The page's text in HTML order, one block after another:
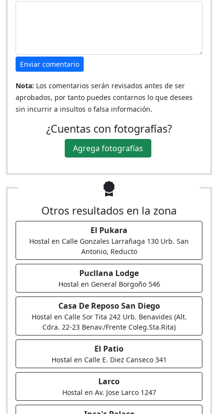
Enviar comentario
Nota: Los comentarios serán revisados antes de ser
aprobados, por tanto puedes contarnos lo que desees
sin incurrir a insultos o falsa información.
¿Cuentas con fotografías?
Agrega fotografías
Otros resultados en la zona
El Pukara
Hostal en Calle Gonzales Larrañaga 130 Urb. San
Antonio, Reducto
Pucllana Lodge
Hostal en General Borgoño 546
Casa De Reposo San Diego
Hostal en Calle Sor Tita 242 Urb. Benavides (Alt.
Cdra. 22-23 Benav./Frente Coleg.Sta.Rita)
El Patio
Hostal en Calle E. Diez Canseco 341
Larco
Hostal en Av. Jose Larco 1247